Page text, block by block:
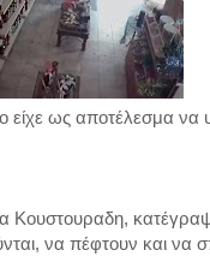
ως αποτέλεσμα να
να πέφτουν και να